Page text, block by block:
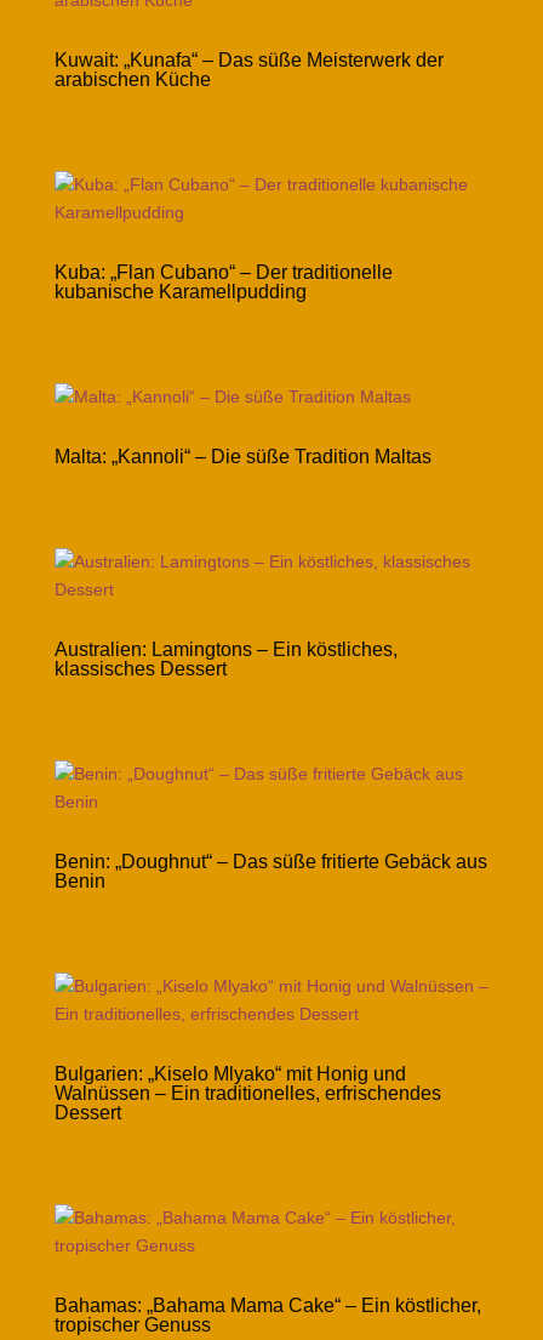
Kuwait: „Kunafa“ – Das süße Meisterwerk der
arabischen Küche
Kuba: „Flan Cubano“ – Der traditionelle
kubanische Karamellpudding
Malta: „Kannoli“ – Die süße Tradition Maltas
Australien: Lamingtons – Ein köstliches,
klassisches Dessert
Benin: „Doughnut“ – Das süße fritierte Gebäck aus
Benin
Bulgarien: „Kiselo Mlyako“ mit Honig und
Walnüssen – Ein traditionelles, erfrischendes
Dessert
Bahamas: „Bahama Mama Cake“ – Ein köstlicher,
tropischer Genuss